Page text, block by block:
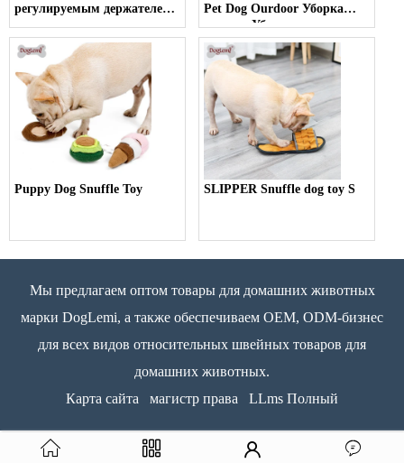
регулируемым держателем
диспенсирующего дозатора
пояса и корма, легко несет
сумку
Pet Dog Ourdoor Уборка
отходов Уборка отходов
POOP Держатель
Puppy Dog Snuffle Toy SLIPPER Snuffle dog toy S
Мы предлагаем оптом товары для домашних животных
марки DogLemi, а также обеспечиваем OEM, ODM-бизнес
для всех видов относительных швейных товаров для
домашних животных.
Карта сайта
магистр права LLms Полный